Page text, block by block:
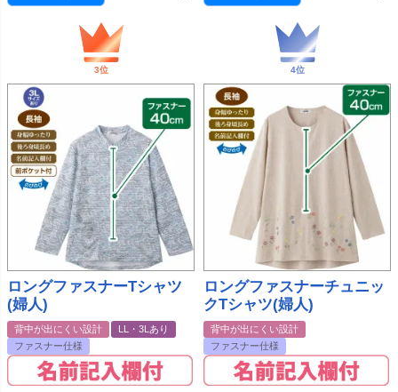
ロングファスナーTシャツ
(婦人)
背中が出にくい設計
LL・3Lあり
ファスナー仕様
ロングファスナーチュニッ
クTシャツ(婦人)
背中が出にくい設計
ファスナー仕様